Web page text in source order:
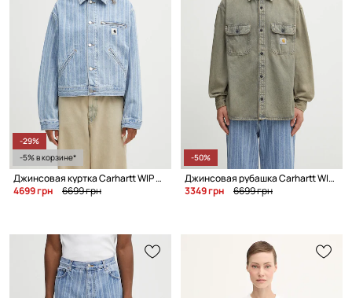
-29%
-5% в корзине*
Джинсовая куртка Carhartt WIP W' Rylan
4699 грн
6699 грн
-50%
Джинсовая рубашка Carhartt WIP Tigan
3349 грн
6699 грн